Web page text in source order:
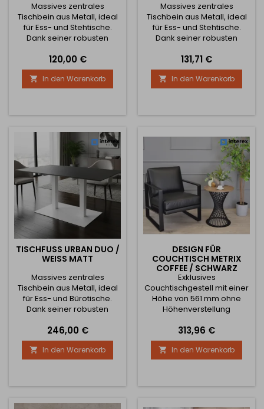
Massives zentrales
Tischbein aus Metall, ideal
für Ess- und Stehtische.
Dank seiner robusten
hohen Gewichts
gewährleistet es eine
hervorragende Stabilität
und Tragfähigkeit auch für
Verfügbare
für klassische Ess- oder
Arbeitstische Empfohlene
maximale Abmessungen
der Tischplatte: Für...
Preis
120,00 €
 In den Warenkorb
Massives zentrales
Tischbein aus Metall, ideal
für Ess- und Stehtische.
Dank seiner robusten
hohen Gewichts
gewährleistet es eine
hervorragende Stabilität
und Tragfähigkeit auch für
Verfügbare
Arbeitstische Empfohlene
maximale Abmessungen
der Tischplatte: Für...
Preis
131,71 €
 In den Warenkorb
TISCHFUSS URBAN DUO / W
EISS MATT
Massives zentrales
Tischbein aus Metall, ideal
für Ess- und Bürotische.
Dank seiner robusten
hohen Gewichts bietet es
auch bei größeren
Tischplatten eine
hervorragende Stabilität
Verfügbare
für klassische Ess- oder
Preis
246,00 €
 In den Warenkorb
DESIGN FÜR
COUCHTISCH METRIX
COFFEE / SCHWARZ
MATT
Exklusives
Couchtischgestell mit einer
Höhe von 561 mm ohne
Höhenverstellung
Tischplatte: Durchmesser
450 mm Empfohlenes
Höchstmaß der Tischplatte:
800 mm Durchmesser Das
beträgt 7,35 kg.
Preis
313,96 €
 In den Warenkorb